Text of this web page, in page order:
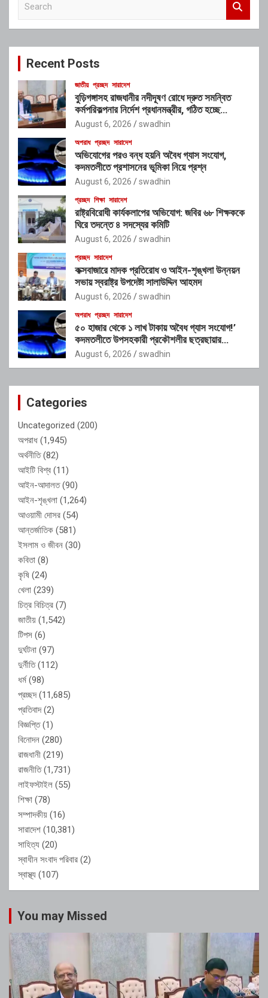
c
Recent Posts
জাতীয় প্রচ্ছদ সারাদেশ
বুড়িগঙ্গাসহ রাজধানীর নদীদূষণ রোধে দ্রুত সমন্বিত
কর্মপরিকল্পনার নির্দেশ প্রধানমন্ত্রীর, গঠিত হচ্ছে
আন্তঃসংস্থা সমন্বয় কমিটি
August 6, 2026 swadhin
অপরাধ প্রচ্ছদ সারাদেশ
অভিযোগের পরও বন্ধ হয়নি অবৈধ গ্যাস সংযোগ,
কদমতলীতে প্রশাসনের ভূমিকা নিয়ে প্রশ্ন
August 6, 2026 swadhin
প্রচ্ছদ শিক্ষা সারাদেশ
রাষ্ট্রবিরোধী কার্যকলাপের অভিযোগ: জবির ৬৮ শিক্ষককে
ঘিরে তদন্তে ৪ সদস্যের কমিটি
August 6, 2026 swadhin
প্রচ্ছদ সারাদেশ
কক্সবাজারে মাদক প্রতিরোধ ও আইন-শৃঙ্খলা উন্নয়ন
সভায় স্বরাষ্ট্র উপদেষ্টা সালাউদ্দিন আহমদ
August 6, 2026 swadhin
অপরাধ প্রচ্ছদ সারাদেশ
৫০ হাজার থেকে ১ লাখ টাকায় অবৈধ গ্যাস সংযোগ!’
কদমতলীতে উপসহকারী প্রকৌশলীর ছত্রছায়ার
অভিযোগ
August 6, 2026 swadhin
Categories
Uncategorized (200)
অপরাধ (1,945)
অর্থনীতি(82)
আইটি বিশ্ব (11)
আইন-আদালত(90)
আইন-শৃঙ্খলা (1,264)
আওয়ামী দোসর (54)
আন্তর্জাতিক (581)
ইসলাম ও জীবন (30)
কবিতা (8)
কৃষি (24)
খেলা (239)
চিত্র বিচিত্র (7)
জাতীয় (1,542)
টিপস (6)
দুর্ঘটনা (97)
দুর্নীতি(112)
ধর্ম(98)
প্রচ্ছদ(11,685)
প্রতিবাদ(2)
বিজ্ঞপ্তি(1)
বিনোদন (280)
রাজধানী (219)
রাজনীতি(1,731)
লাইফস্টাইল (55)
শিক্ষা (78)
সম্পাদকীয় (16)
সারাদেশ (10,381)
সাহিত্য (20)
স্বাধীন সংবাদ পরিবার (2)
স্বাস্থ্য (107)
You may Missed